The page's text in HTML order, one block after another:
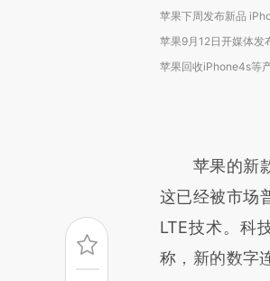
苹果下周发布新品
苹果9月12日开媒体发
苹果回收iPhone4s等
苹果的新款
这已经被市场
LTE技术。科
称，新的数字